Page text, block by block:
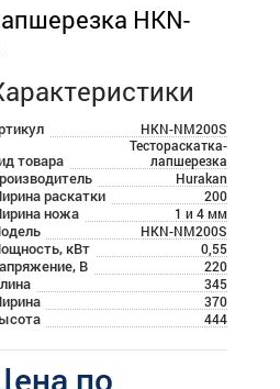
HKN-
HKN-NM200S
товара
Тестораскатка-
лапшерезка
Hurakan
раскатки 200
ножа 1 и 4 мм
HKN-NM200S
кВт 0,55
В 220
345
370
444
по